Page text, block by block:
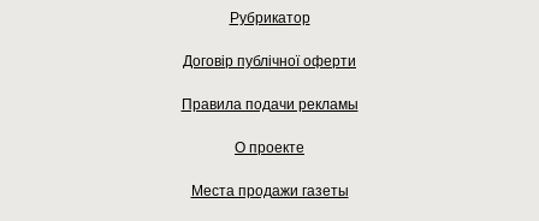
Рубрикатор
Договір публічної оферти
Правила подачи рекламы
О проекте
Места продажи газеты